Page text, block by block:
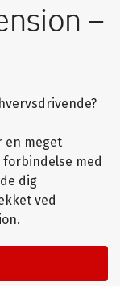
–
en meget
med
dig
ved